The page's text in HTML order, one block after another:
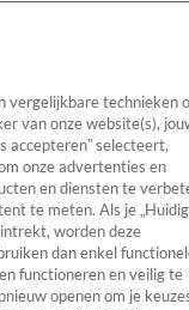
TV Algemeen
Tip
vergelijkbare technieken
van onze website(s),
accepteren” selecteert,
onze advertenties en
en diensten te
te meten. Als je
worden deze
dan enkel
functioneren en veilig te
openen om je